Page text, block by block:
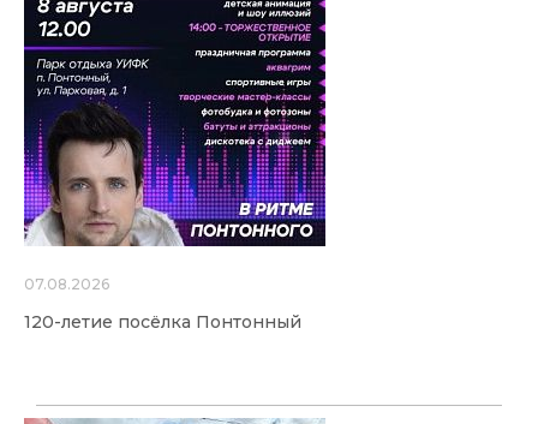
07.08.2026
120-летие посёлка Понтонный